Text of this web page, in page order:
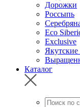
Дорожки
Россыпь
Eco
Exclusive
Каталог